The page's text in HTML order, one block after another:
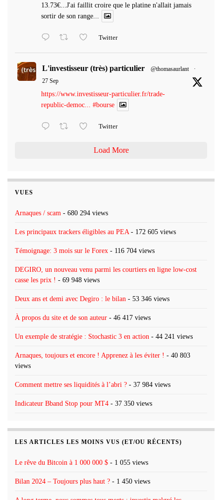
13.73€...J'ai faillit croire que le platine n'allait jamais
sortir de son range...
Twitter
L'investisseur (très) particulier @thomasaurlant
·
27 Sep
https://www.investisseur-particulier.fr/trade-
republic-democ... #bourse
Twitter
Load More
VUES
Arnaques / scam - 680 294 views
Les principaux trackers éligibles au PEA - 172 605 views
Témoignage: 3 mois sur le Forex - 116 704 views
DEGIRO, un nouveau venu parmi les courtiers en ligne low-cost
casse les prix ! - 69 948 views
Deux ans et demi avec Degiro : le bilan - 53 346 views
À propos du site et de son auteur - 46 417 views
Un exemple de stratégie : Stochastic 3 en action - 44 241 views
Arnaques, toujours et encore ! Apprenez à les éviter ! - 40 803
views
Comment mettre ses liquidités à l’abri ? - 37 984 views
Indicateur Bband Stop pour MT4 - 37 350 views
LES ARTICLES LES MOINS VUS (ET/OU RÉCENTS)
Le rêve du Bitcoin à 1 000 000 $ - 1 055 views
Bilan 2024 – Toujours plus haut ? - 1 450 views